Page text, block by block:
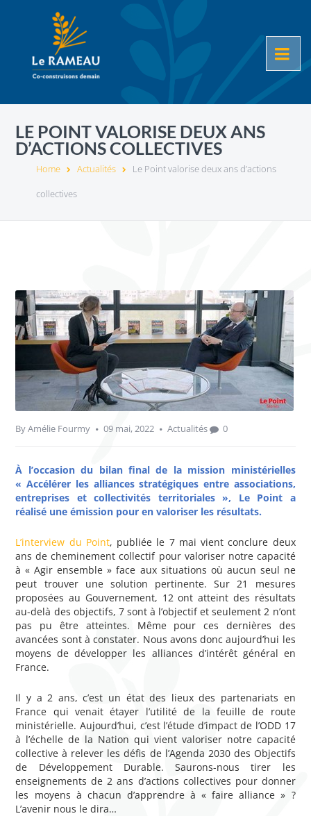
LE POINT VALORISE DEUX ANS
D’ACTIONS COLLECTIVES
Home Actualités
Le Point valorise deux ans d’actions
collectives
ByAmélie Fourmy 09 mai, 2022 Actualités 0
À l’occasion du bilan final de la mission ministérielles
« Accélérer les alliances stratégiques entre associations,
entreprises et collectivités territoriales », Le Point a
réalisé une émission pour en valoriser les résultats.
L’interview du Point, publiée le 7 mai vient conclure deux
ans de cheminement collectif pour valoriser notre capacité
à « Agir ensemble » face aux situations où aucun seul ne
peut trouver une solution pertinente. Sur 21 mesures
proposées au Gouvernement, 12 ont atteint des résultats
au-delà des objectifs, 7 sont à l’objectif et seulement 2 n’ont
pas pu être atteintes. Même pour ces dernières des
avancées sont à constater. Nous avons donc aujourd’hui les
moyens de développer les alliances d’intérêt général en
France.
Il y a 2 ans, c’est un état des lieux des partenariats en
France qui venait étayer l’utilité de la feuille de route
ministérielle. Aujourd’hui, c’est l’étude d’impact de l’ODD 17
à l’échelle de la Nation qui vient valoriser notre capacité
collective à relever les défis de l’Agenda 2030 des Objectifs
de Développement Durable. Saurons-nous tirer les
enseignements de 2 ans d’actions collectives pour donner
les moyens à chacun d’apprendre à « faire alliance » ?
L’avenir nous le dira…